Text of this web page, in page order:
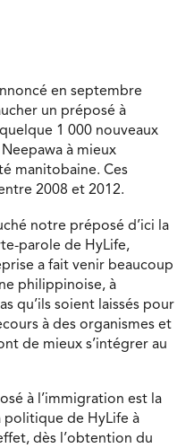
en septembre
un préposé à
1 000 nouveaux
à mieux
manitobaine. Ces
2008 et 2012.
notre préposé d’ici la
parole de HyLife,
a fait venir beaucoup
philippinoise, à
qu’ils soient laissés pour
à des organismes et
de mieux s’intégrer au
à l’immigration est la
politique de HyLife à
dès l’obtention du